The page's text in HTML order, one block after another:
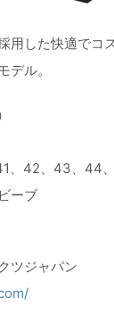
用した快適でコ
デル。
、42、43、44
ーブ
ツジャパン